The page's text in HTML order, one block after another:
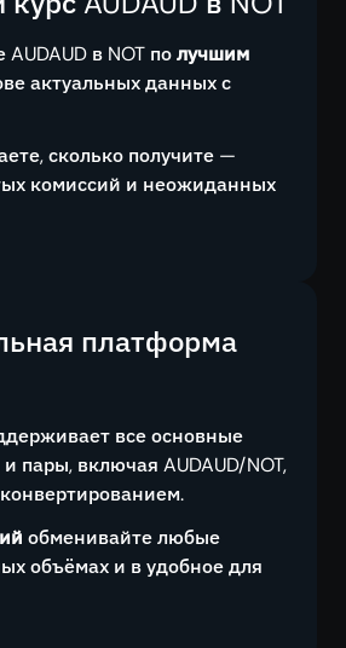
в NOT получшим
актуальных данных с
сколько получите —
комиссий и неожиданных
платформа
все основные
пары, включая AUDAUD/NOT,
обменивайте любые
объёмах и в удобное для